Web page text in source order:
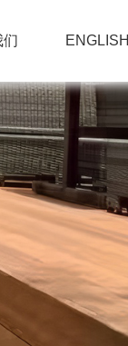
们 ENGLISH